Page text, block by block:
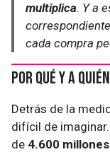
multiplica. Y a
cada compra
Por qué y a
Detrás de la
difícil de
de 4.600 millones